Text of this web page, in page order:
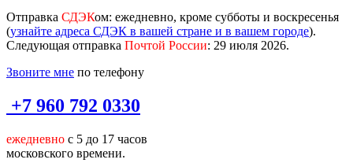
Отправка СДЭКом: ежедневно, кроме субботы и воскресенья
(узнайте адреса СДЭК в вашей стране и в вашем городе).
Следующая отправка Почтой России: 29 июля 2026.
Звоните мне по телефону
+7 960 792 0330
ежедневно с 5 до 17 часов
московского времени.